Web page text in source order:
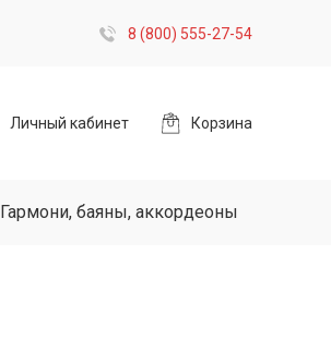
8 (800) 555-27-54
Личный кабинет Корзина
Гармони, баяны, аккордеоны